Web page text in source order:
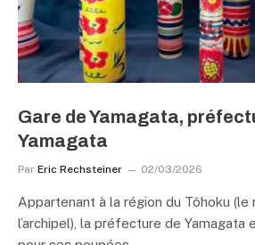
Gare de Yamagata,
Yamagata
Par Eric Rechsteiner 02/03/2026
Appartenant à la région du Tôhoku (le
l’archipel), la préfecture de Yamagata